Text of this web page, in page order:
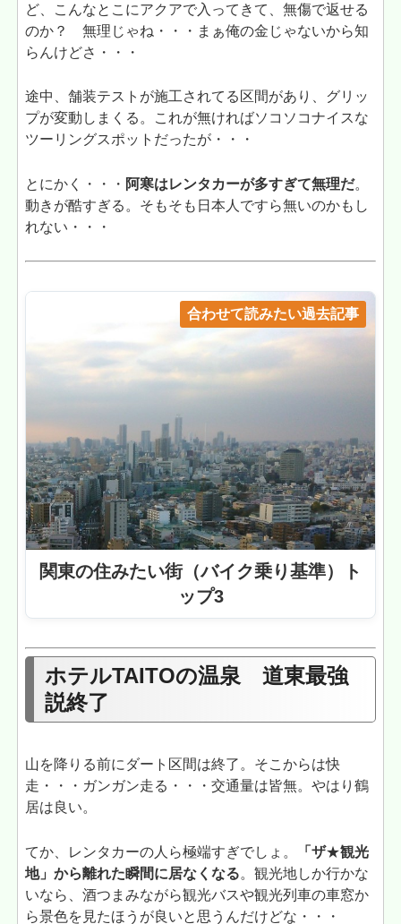
ど、こんなとこにアクアで入ってきて、無傷で返せる
のか？ 無理じゃね・・・まぁ俺の金じゃないから知
らんけどさ・・・
途中、舗装テストが施工されてる区間があり、グリッ
プが変動しまくる。これが無ければソコソコナイスな
ツーリングスポットだったが・・・
とにかく・・・ 阿寒はレンタカーが多すぎて無理だ。
動きが酷すぎる。そもそも日本人ですら無いのかもし
れない・・・
合わせて読みたい過去記事
関東の住みたい街（バイク乗り基準）ト
ップ3
ホテルTAITOの温泉 道東最強
説終了
山を降りる前にダート区間は終了。そこからは快
走・・・ガンガン走る・・・交通量は皆無。やはり鶴
居は良い。
てか、レンタカーの人ら極端すぎでしょ。 「ザ★観光
地」から離れた瞬間に居なくなる。観光地しか行かな
いなら、酒つまみながら観光バスや観光列車の車窓か
ら景色を見たほうが良いと思うんだけどな・・・